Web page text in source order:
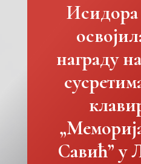
Исидора
награду
Савић” у